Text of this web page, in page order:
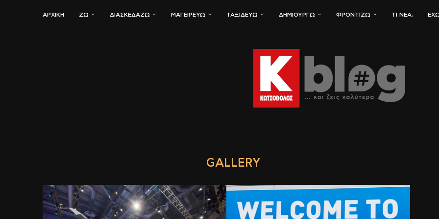
ΑΡΧΙΚΗ ΖΏ ΔΙΑΣΚΕΔΆΖΩ ΜΑΓΕΙΡΕΎΩ ΤΑΞΙΔΕΎΩ ΔΗΜΙΟΥΡΓΏ ΦΡΟΝΤΊΖΩ ΤΙ ΝΈΑ;
GALLERY